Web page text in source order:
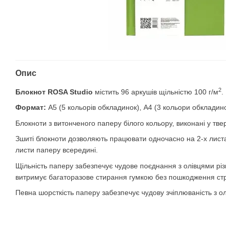
Опис
Блокнот ROSA Studio містить 96 аркушів щільністю 100 г/м2
Формат: А5 (5 кольорів обкладинок), А4 (3 кольори
Блокноти з витонченого паперу білого кольору, виконані у
Зшиті блокноти дозволяють працювати одночасно на 2-х
листи паперу всередині.
Щільність паперу забезпечує чудове поєднання з олівцями
витримує багаторазове стирання гумкою без пошкодження
Певна шорсткість паперу забезпечує чудову зчіплюваність з